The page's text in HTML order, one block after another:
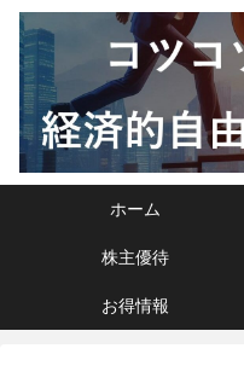
ホーム
株主優待
お得情報